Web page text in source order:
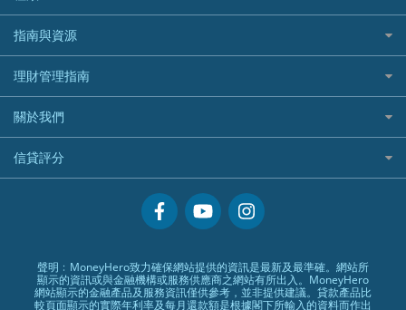
WeLab Bank
WeLend 貸款
自駕遊比較
相機有得保
專為孕婦設計的最佳旅遊保險
最佳滑雪旅遊保險
最適合BB的旅遊保險
HSBC滙豐銀行
MSIG 三井住友
Prudential 保誠
QBE 昆士蘭
Starr
WeBull微牛證券
漲樂全球通｜華泰國際
OSL
華盛証券好唔好？
漲樂全球通好唔好？
IB盈透證券好唔好？
盈立證券 uSMART 好唔好？
Stashaway好唔好？
什麼是ETF？
香港30大高息股排行
黃金ETF懶人包
最值得注意的比特幣ETF
選股策略：五步調查攻略
尊尚銀行戶口
Citi Plus
中信銀行inMotion
Airwallex銀行
定期存款
港元定存
人民幣定存
美元定存
英鎊定存
澳元定存
指南與資源
理財資訊
識慳識賺
債務管理
投資理財
置業安居
專欄文章
理財管理指南
常用相關詞彙
MoneyHero電子報
所有合作銀行或機構
關於我們
服務承諾
網上支援
常見問題
條款及細則
信貸評分
聲明﹕MoneyHero致力確保網站提供的資訊是最新及最準確。網站所
顯示的資訊或與金融機構或服務供應商之網站有所出入。MoneyHero
網站顯示的金融產品及服務資訊僅供參考，並非提供建議。貸款產品比
較頁面顯示的實際年利率及每月還款額是根據閣下所輸入的資料而作出